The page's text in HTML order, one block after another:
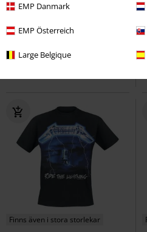
EMP Danmark
EMP Österreich
Large Belgique
169:-
T-shirt Gothicana by EMP
Finns även i stora storlekar